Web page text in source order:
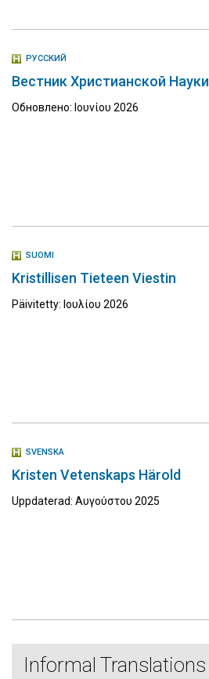
РУССКИЙ
Вестник Христианской Науки
Обновлено: Ιουνίου 2026
SUOMI
Kristillisen Tieteen Viestin
Päivitetty: Ιουλίου 2026
SVENSKA
Kristen Vetenskaps Härold
Uppdaterad: Αυγούστου 2025
Informal Translations